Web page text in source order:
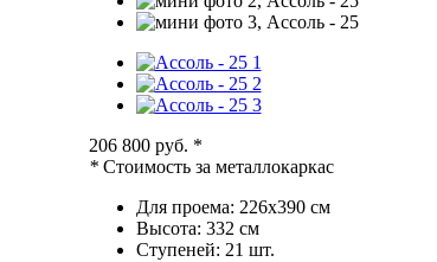
206 800 руб. *
*Стоимость за металлокаркас
Для проема: 226х390 см
Высота: 332 см
Ступеней: 21 шт.